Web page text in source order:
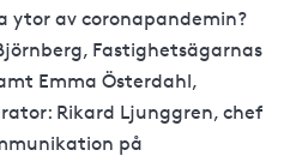
ytor av coronapandemin?
Fastighetsägarnas
Emma Österdahl,
Rikard Ljunggren, chef
på